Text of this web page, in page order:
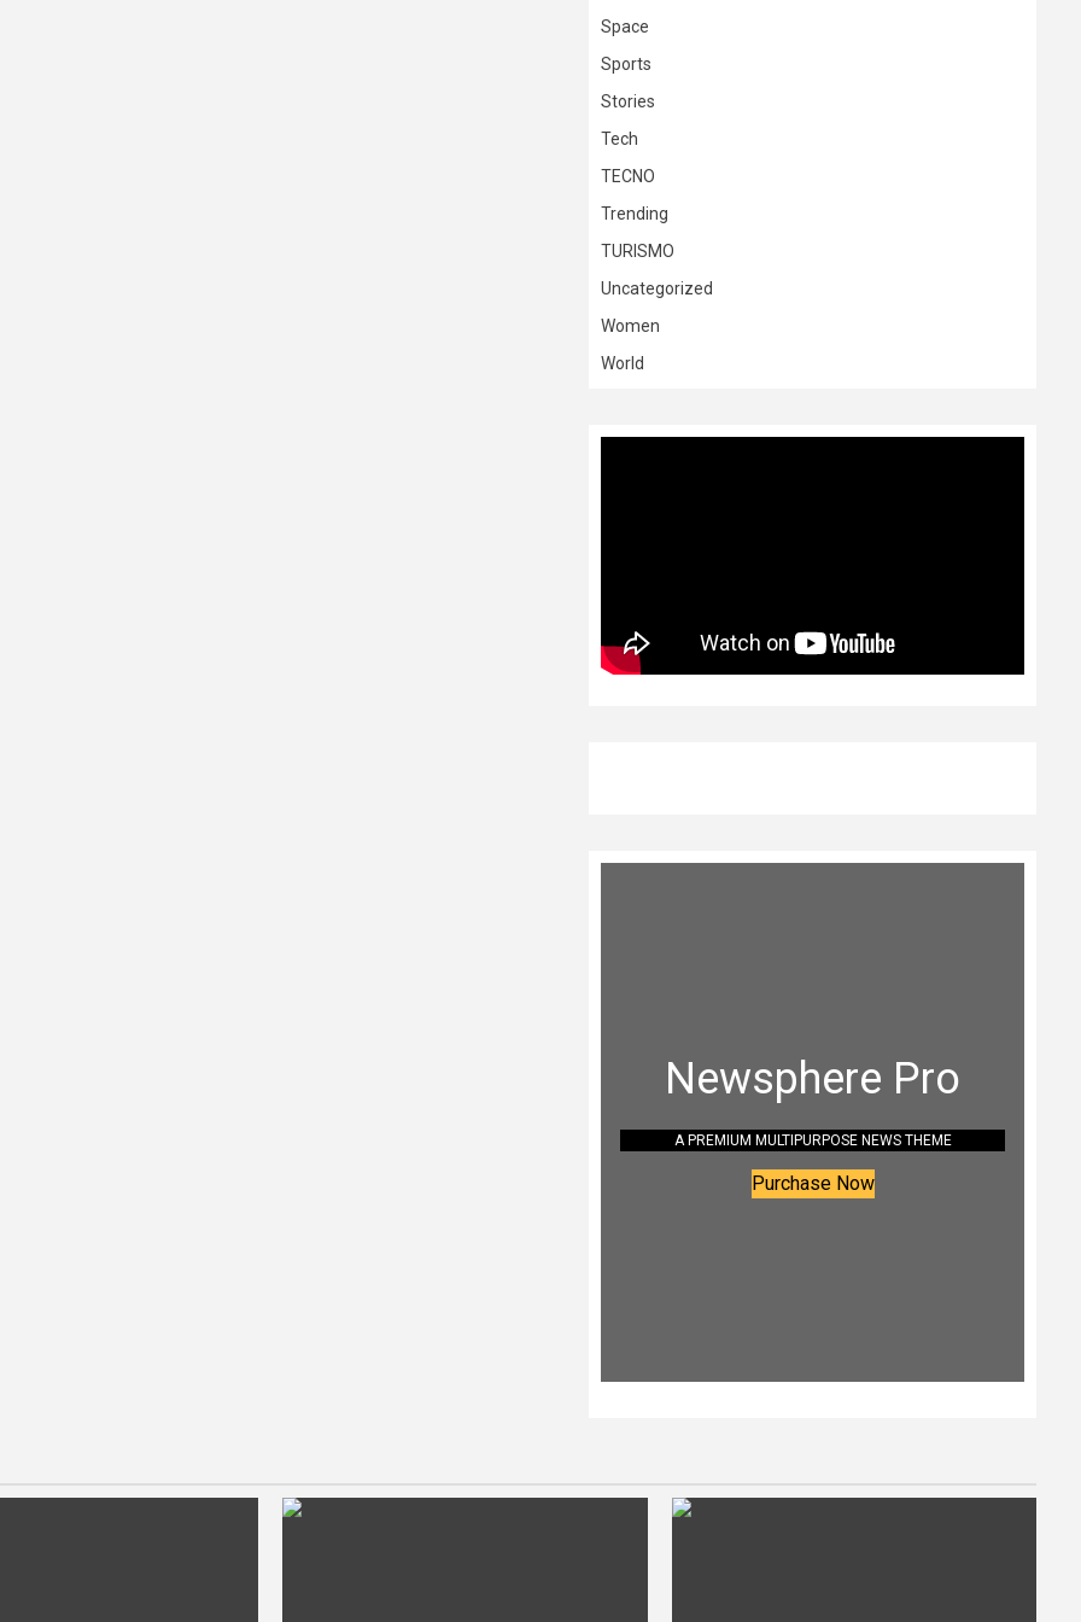
Space
Sports
Stories
Tech
TECNO
Trending
TURISMO
Uncategorized
Women
World
Newsphere Pro
A PREMIUM MULTIPURPOSE NEWS THEME
Purchase Now